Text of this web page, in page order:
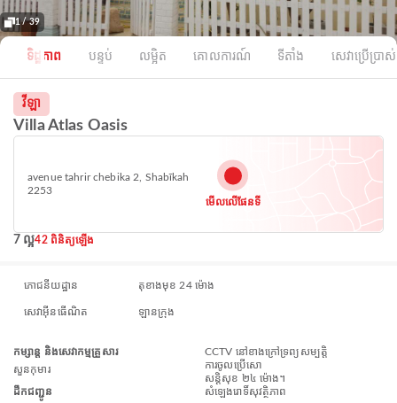
1 / 39
ទិដ្ឋភាព បន្ទប់ លម្អិត គោលការណ៍ ទីតាំង សេវាប្រើប្រាស់
វីឡា
Villa Atlas Oasis
avenue tahrir chebika 2, Shabīkah
2253
មើលលើផែនទី
7 ល្អ42 ពិនិត្យឡើង
ភោជនីយដ្ឋាន តុខាងមុខ 24 ម៉ោង
សេវាអ៊ីនធើណិត ឡានក្រុង
កម្សាន្ត និងសេវាកម្មគ្រួសារ
សួនកុមារ
ដឹកជញ្ជូន
CCTV នៅខាងក្រៅទ្រព្យសម្បត្តិ
ការចូលប្រើសោ
សន្តិសុខ ២៤ ម៉ោង។
សំឡេងរោទិ៍សុវត្ថិភាព